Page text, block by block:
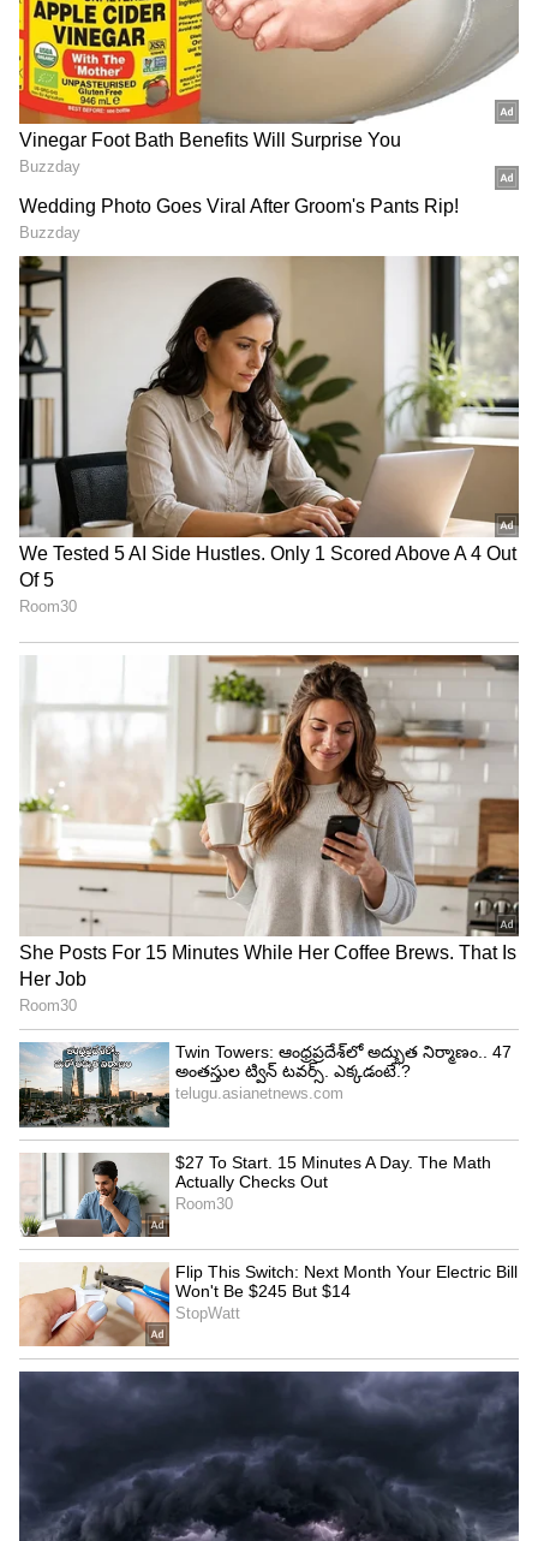
కావొచ్చు.
మెదడు సామర్థ్యాన్ని పెంచే ఆహారాలు: ఆరోగ్యకరమైన
ఆహారం కూడా మీ తెలివితేటలను పెంచడానికి
సహాయపడుతుంది. అందుకే మీరు తినే ఆహారంలో ఒమేగా
మెదడు ఆరోగ్యాన్ని పెంచే పోషకాలున్న ఆహారాన్ని
Tulsi Plant: తులసి మొక్క
సడెన్ గా ఎండిపోయిందా?
కారణం ఇదే
Jamun Fruit: పండు చిన్నదే..
కానీ ఫలితం పెద్దది.. ఈ పండు
LATEST VIDEOS
ఇంత హుషారు ఏంటి భయ్యా ఎలా
కొట్టేసుకుంటున్నాడో చూడండి | Hushar
Pittalu Movie Press Meet | Actor
Bhanu
డ్రగ్స్ రహిత సమాజం కోసం మోదీ మాస్టర్
ప్లాన్ | Nasha Mukt Yuva for Viksit
Bharat Explained